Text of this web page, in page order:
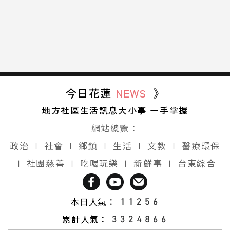
今日花蓮 NEWS 》
地方社區生活訊息大小事 一手掌握
網站總覽：
政治 ∣ 社會 ∣ 鄉鎮 ∣ 生活 ∣ 文教 ∣
醫療環保
∣ 社團慈善 ∣ 吃喝玩樂 ∣ 新鮮事 ∣ 台東綜合
本日人氣：
累計人氣：